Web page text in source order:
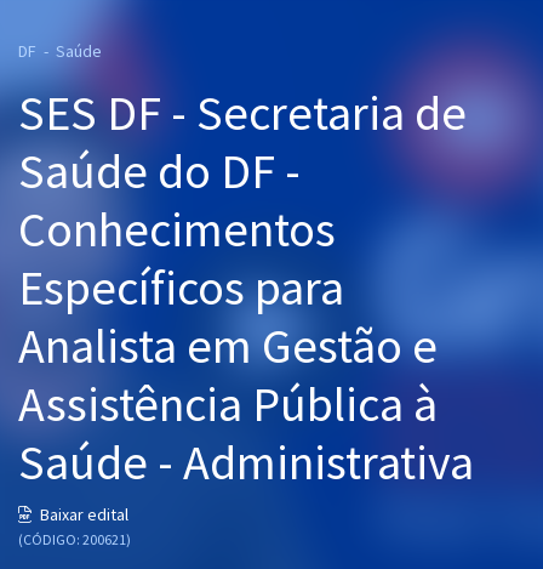
Pós
Graduação
OAB
Mentorias
Questões grátis
Conteúdo gratuito
DF - Saúde
SES DF - Secretaria de
Saúde do DF -
Conhecimentos
Específicos para
Analista em Gestão e
Assistência Pública à
Saúde - Administrativa
Baixar edital
(CÓDIGO: 200621)